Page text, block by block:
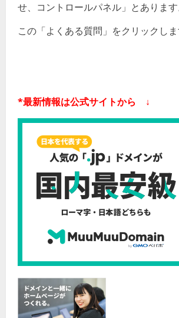
せ、コントロールパネル」とあります
この「よくある質問」をクリックしま
*最新情報は公式サイトから ↓